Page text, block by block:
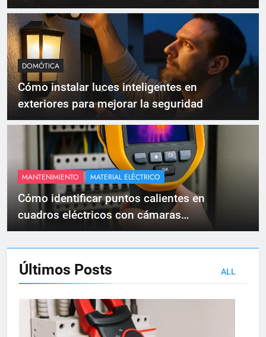
DOMÓTICA
Cómo instalar luces inteligentes en
exteriores para mejorar la seguridad
MANTENIMIENTO MATERIAL ELÉCTRICO
Cómo identificar puntos calientes en
cuadros eléctricos con cámaras
termográficas
Últimos Posts ALL